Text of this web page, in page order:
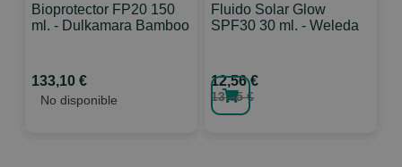
Bioprotector FP20 150
ml. - Dulkamara Bamboo
133,10 €
No disponible
Fluido Solar Glow
SPF30 30 ml. - Weleda
12,56 €
13,95 €